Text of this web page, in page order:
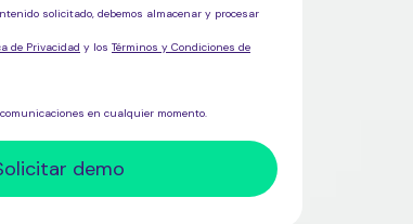
solicitado, debemos almacenar y procesar
de Privacidad y los Términos y Condiciones de
en cualquier momento.